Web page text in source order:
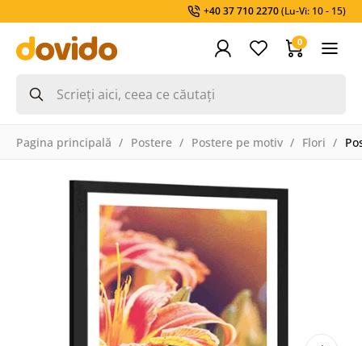
+40 37 710 2270(Lu-Vi: 10 - 15)
0
Pagina principală Postere Postere pe motiv Flori